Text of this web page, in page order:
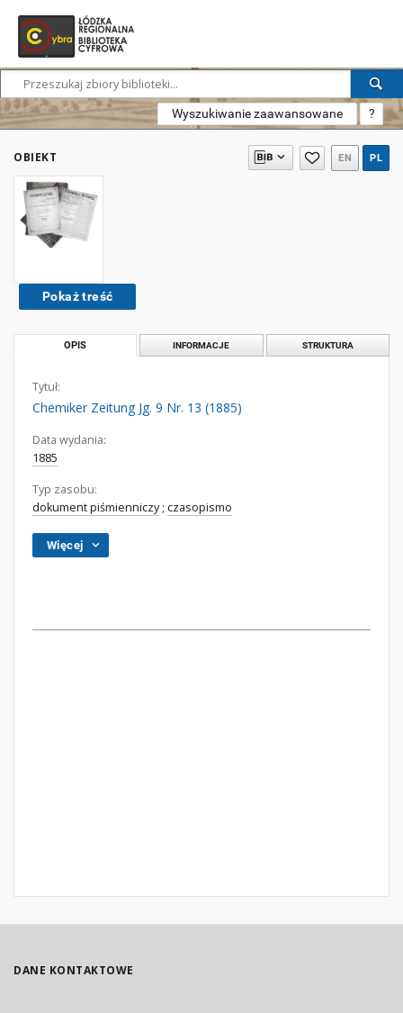
Wyszukiwanie zaawansowane ?
OBIEKT EN PL
Pokaż treść
OPIS INFORMACJE STRUKTURA
Tytuł:
Chemiker Zeitung Jg. 9 Nr. 13 (1885)
Data wydania:
1885
Typ zasobu:
dokument piśmienniczy; czasopismo
Więcej
DANE KONTAKTOWE